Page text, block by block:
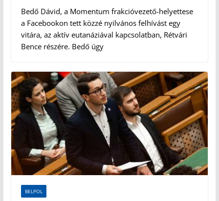
Bedő Dávid, a Momentum frakcióvezető-helyettese
a Facebookon tett közzé nyilvános felhívást egy
vitára, az aktív eutanáziával kapcsolatban, Rétvári
Bence részére. Bedő úgy
BELPOL